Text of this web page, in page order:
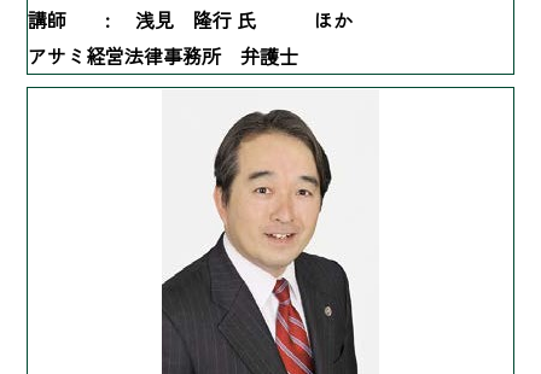
講師 :
浅見 隆行 氏 ほか
アサミ経営法律事務所 弁護士